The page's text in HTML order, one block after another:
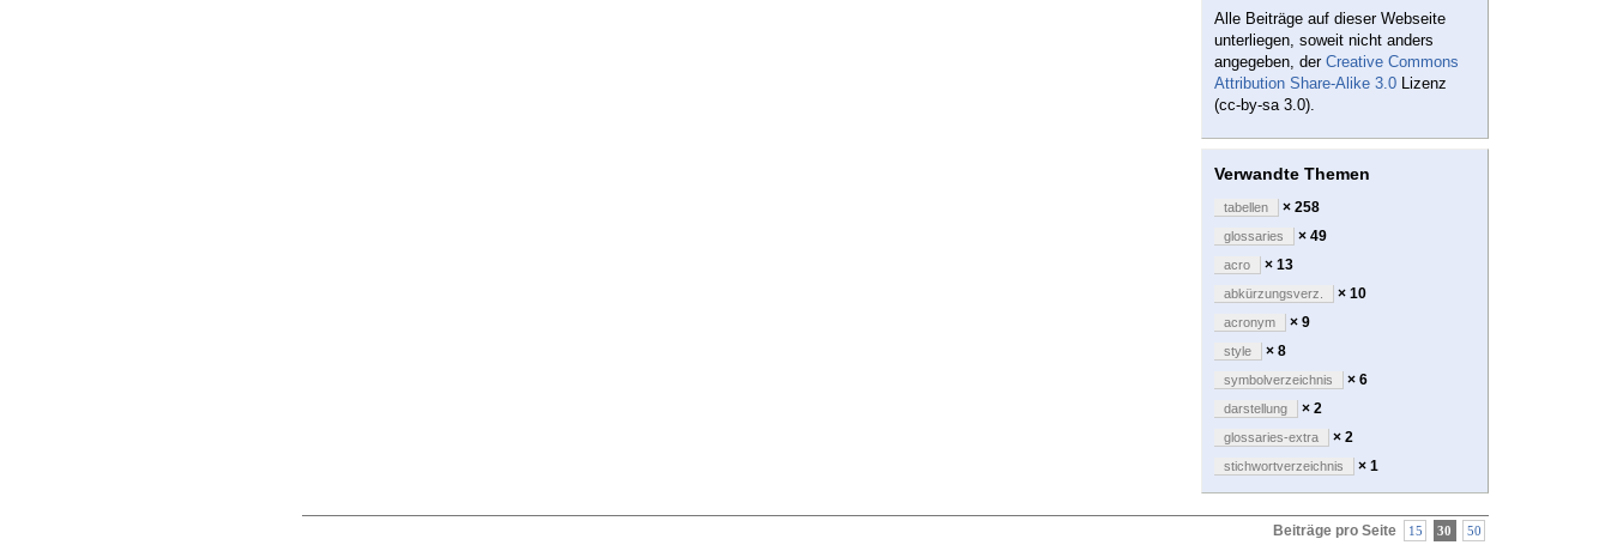
Alle Beiträge auf dieser Webseite
unterliegen, soweit nicht anders
angegeben, der Creative Commons
Attribution Share-Alike 3.0 Lizenz
(cc-by-sa 3.0).
Verwandte Themen
tabellen × 258
glossaries × 49
acro × 13
abkürzungsverz. × 10
acronym × 9
style × 8
symbolverzeichnis × 6
darstellung × 2
glossaries-extra × 2
stichwortverzeichnis × 1
Beiträge pro Seite 15 30 50